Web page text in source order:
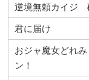
逆境無頼カイジ
君に届け
おジャ魔女どれみ
ン！